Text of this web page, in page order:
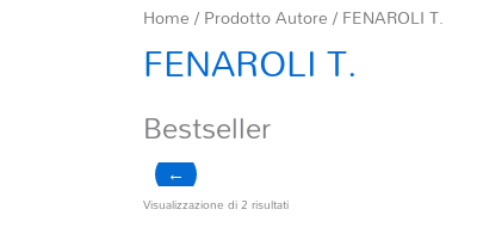
Home/ Prodotto Autore / FENAROLI T.
FENAROLI T.
Bestseller
←
Visualizzazione di 2 risultatiOrdina
in